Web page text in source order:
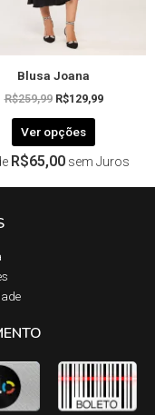
Blusa Joana
R$259,99 R$129,99
Ver opções
do
R$65,00 sem Juros